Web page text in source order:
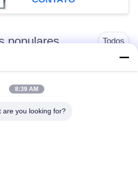
populares Todos
linha de produção de
bandeja para ovos
bandeja pequena do
8:39 AM
are you looking for?